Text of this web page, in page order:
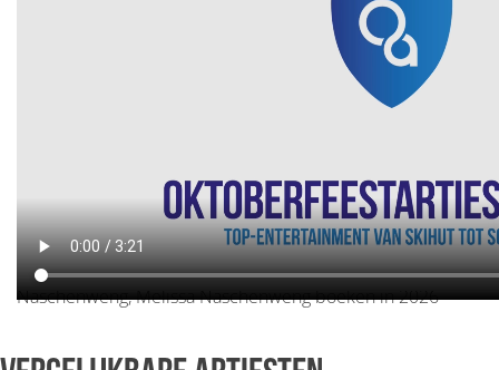
inhuren, oktoberfest Melissa Naschenweng, harmonica
speler Melissa Naschenweng, prijs Melissa Naschenweng,
artiestenburo Melissa Naschenweng, artiestenbureau
Melissa Naschenweng, boekingskantoor Melissa
Naschenweng, Melissa Naschenweng boeken in 2026